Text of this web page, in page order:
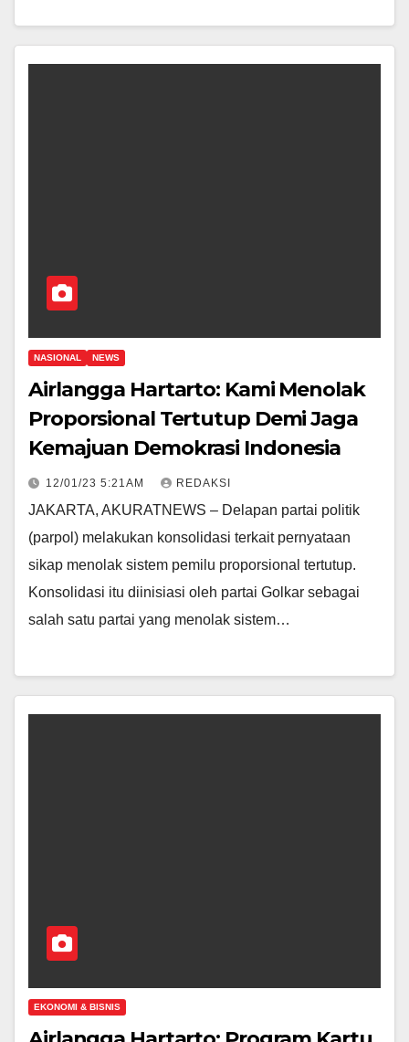
NASIONAL NEWS
Airlangga Hartarto: Kami Menolak
Proporsional Tertutup Demi Jaga
Kemajuan Demokrasi Indonesia
12/01/23 5:21AM REDAKSI
JAKARTA, AKURATNEWS – Delapan partai politik
(parpol) melakukan konsolidasi terkait pernyataan
sikap menolak sistem pemilu proporsional tertutup.
Konsolidasi itu diinisiasi oleh partai Golkar sebagai
salah satu partai yang menolak sistem…
EKONOMI & BISNIS